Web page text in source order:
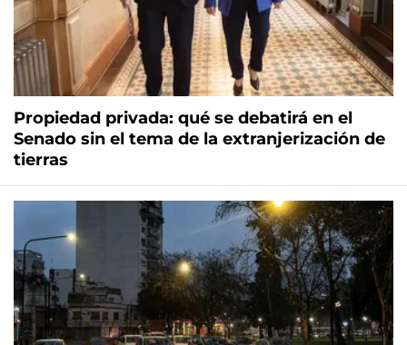
Propiedad privada: qué se debatirá en el
Senado sin el tema de la extranjerización de
tierras